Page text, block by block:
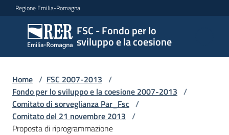
Vai al contenuto
Vai alla navigazione
Vai al footer
Regione Emilia-Romagna
FSC - Fondo per lo
sviluppo e la coesione
FSC -
Fondo
per lo
sviluppo
e la
coesione
Home / FSC 2007-2013 /
Fondo per lo sviluppo e la coesione 2007-2013 /
Comitato di sorveglianza Par_Fsc /
Comitato del 21 novembre 2013 /
Proposta di riprogrammazione